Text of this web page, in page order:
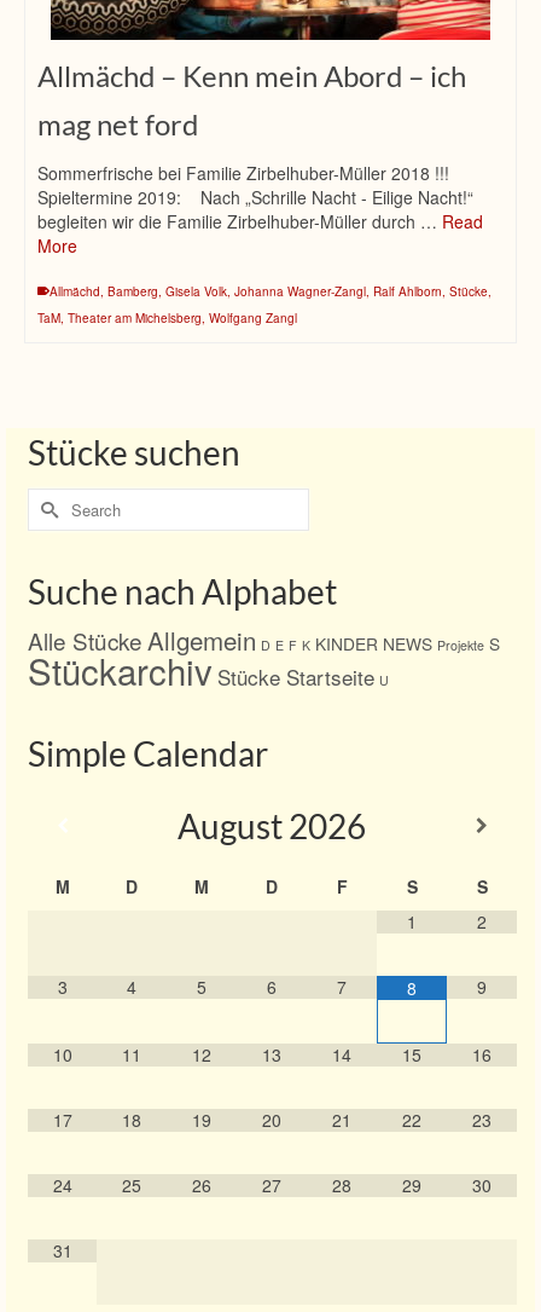
Allmächd – Kenn mein Abord – ich
mag net ford
Sommerfrische bei Familie Zirbelhuber-Müller 2018 !!!
Spieltermine 2019: Nach „Schrille Nacht ‐ Eilige Nacht!“
begleiten wir die Familie Zirbelhuber-Müller durch … Read
More
Allmächd, Bamberg, Gisela Volk, Johanna Wagner-Zangl, Ralf Ahlborn, Stücke,
TaM, Theater am Michelsberg, Wolfgang Zangl
Stücke suchen
Search
for:
Suche nach Alphabet
Alle StückeAllgemein D E F K KINDER NEWS Projekte S
Stückarchiv Stücke Startseite U
Simple Calendar
August2026
M D M D F S
S
1
2
3 4 5 6 7 8 9
10 11 12 13 14 15 16
17 18 19 20 21 22 23
24 25 26 27 28 29 30
31